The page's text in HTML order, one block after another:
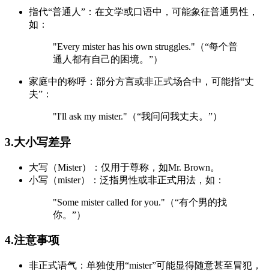
指代“普通人”：在文学或口语中，可能象征普通男性，
如：
"Every mister has his own struggles."（“每个普
通人都有自己的困境。”）
家庭中的称呼：部分方言或非正式场合中，可能指“丈
夫”：
"I'll ask my mister."（“我问问我丈夫。”）
3.大小写差异
大写（Mister）：仅用于尊称，如Mr. Brown。
小写（mister）：泛指男性或非正式用法，如：
"Some mister called for you."（“有个男的找
你。”）
4.注意事项
非正式语气：单独使用“mister”可能显得随意甚至冒犯，